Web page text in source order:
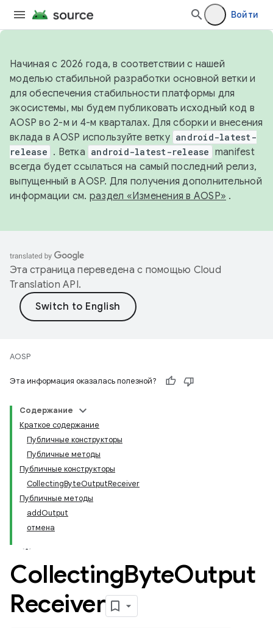
Войти
Начиная с 2026 года, в соответствии с нашей
моделью стабильной разработки основной ветки и
для обеспечения стабильности платформы для
экосистемы, мы будем публиковать исходный код в
AOSP во 2-м и 4-м кварталах. Для сборки и внесения
вклада в AOSP используйте ветку android-latest-
release . Ветка android-latest-release manifest
всегда будет ссылаться на самый последний релиз,
выпущенный в AOSP. Для получения дополнительной
информации см. раздел «Изменения в AOSP» .
Эта страница переведена с помощью Cloud
Translation API.
AOSP
Эта информация оказалась полезной?
Содержание
Краткое содержание
Публичные конструкторы
Публичные методы
Публичные конструкторы
CollectingByteOutputReceiver
Публичные методы
addOutput
отмена
CollectingByteOutput
Receiver